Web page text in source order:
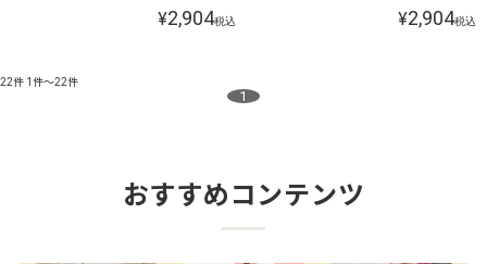
¥2,904税込 ¥2,904税込
22件 1件～22件
1
おすすめコンテンツ